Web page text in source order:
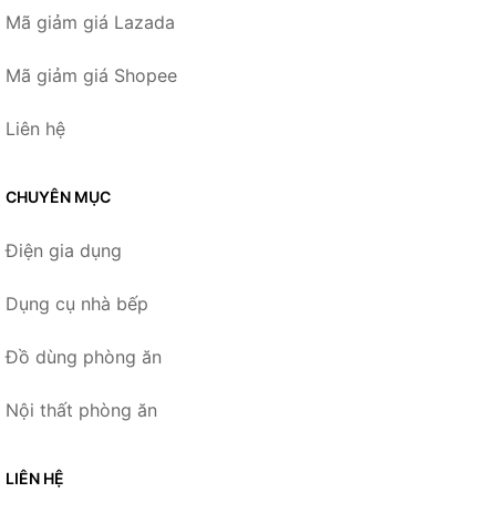
Mã giảm giá Lazada
Mã giảm giá Shopee
Liên hệ
CHUYÊN MỤC
Điện gia dụng
Dụng cụ nhà bếp
Đồ dùng phòng ăn
Nội thất phòng ăn
LIÊN HỆ